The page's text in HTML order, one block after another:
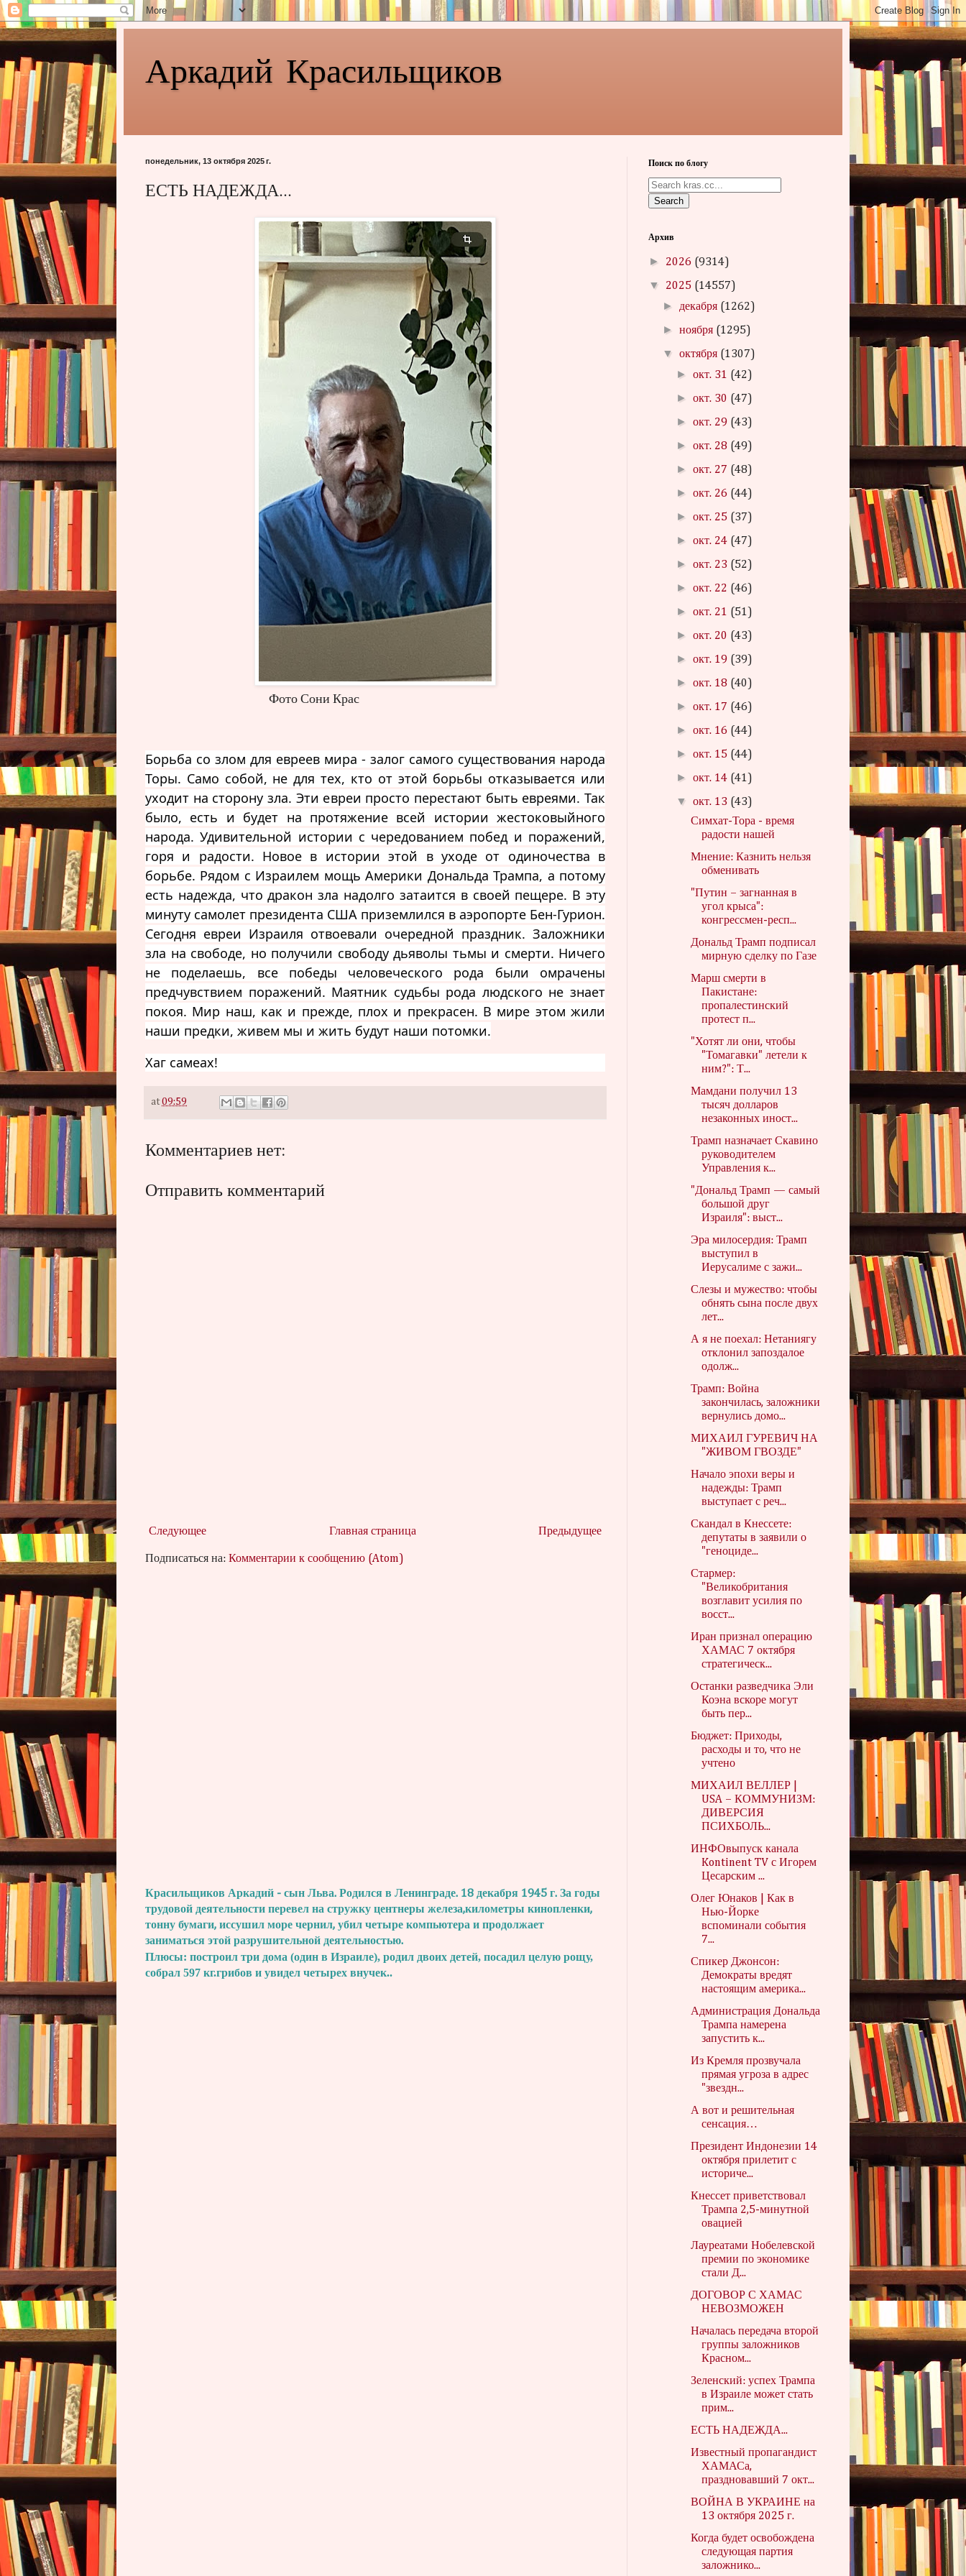
Аркадий Красильщиков
понедельник, 13 октября 2025 г.
ЕСТЬ НАДЕЖДА...
Фото Сони Крас
Борьба со злом для евреев мира - залог самого существования народа
Торы. Само собой, не для тех, кто от этой борьбы отказывается или
уходит на сторону зла. Эти евреи просто перестают быть евреями. Так
было, есть и будет на протяжение всей истории жестоковыйного
народа. Удивительной истории с чередованием побед и поражений,
горя и радости. Новое в истории этой в уходе от одиночества в
борьбе. Рядом с Израилем мощь Америки Дональда Трампа, а потому
есть надежда, что дракон зла надолго затаится в своей пещере. В эту
минуту самолет президента США приземлился в аэропорте Бен-Гурион.
Сегодня евреи Израиля отвоевали очередной праздник. Заложники
зла на свободе, но получили свободу дьяволы тьмы и смерти. Ничего
не поделаешь, все победы человеческого рода были омрачены
предчувствием поражений. Маятник судьбы рода людского не знает
покоя. Мир наш, как и прежде, плох и прекрасен. В мире этом жили
наши предки, живем мы и жить будут наши потомки.
Хаг самеах!
at09:59
Комментариев нет:
Отправить комментарий
Следующее Предыдущее
Главная страница
Подписаться на: Комментарии к сообщению (Atom)
Красильщиков Аркадий - сын Льва. Родился в Ленинграде. 18 декабря 1945 г. За годы
трудовой деятельности перевел на стружку центнеры железа,километры кинопленки,
тонну бумаги, иссушил море чернил, убил четыре компьютера и продолжает
заниматься этой разрушительной деятельностью.
Плюсы: построил три дома (один в Израиле), родил двоих детей, посадил целую рощу,
собрал 597 кг.грибов и увидел четырех внучек..
Поиск по блогу
Search
Архив
► 2026 (9314)
▼ 2025 (14557)
► декабря (1262)
►ноября (1295)
▼октября (1307)
►окт. 31 (42)
►окт. 30 (47)
►окт. 29 (43)
►окт. 28 (49)
►окт. 27 (48)
►окт. 26 (44)
►окт. 25 (37)
►окт. 24 (47)
►окт. 23 (52)
►окт. 22 (46)
►окт. 21 (51)
►окт. 20 (43)
►окт. 19 (39)
►окт. 18 (40)
►окт. 17 (46)
►окт. 16 (44)
►окт. 15 (44)
►окт. 14 (41)
▼окт. 13 (43)
Симхат-Тора - время
радости нашей
Мнение: Казнить нельзя
обменивать
"Путин – загнанная в
угол крыса":
конгрессмен-респ...
Дональд Трамп подписал
мирную сделку по Газе
Марш смерти в
Пакистане:
пропалестинский
протест п...
"Хотят ли они, чтобы
"Томагавки" летели к
ним?": Т...
Мамдани получил 13
тысяч долларов
незаконных иност...
Трамп назначает Скавино
руководителем
Управления к...
"Дональд Трамп — самый
большой друг
Израиля": выст...
Эра милосердия: Трамп
выступил в
Иерусалиме с зажи...
Слезы и мужество: чтобы
обнять сына после двух
лет...
А я не поехал: Нетаниягу
отклонил запоздалое
одолж...
Трамп: Война
закончилась, заложники
вернулись домо...
МИХАИЛ ГУРЕВИЧ НА
"ЖИВОМ ГВОЗДЕ"
Начало эпохи веры и
надежды: Трамп
выступает с реч...
Скандал в Кнессете:
депутаты в заявили о
"геноциде...
Стармер:
"Великобритания
возглавит усилия по
восст...
Иран признал операцию
ХАМАС 7 октября
стратегическ...
Останки разведчика Эли
Коэна вскоре могут
быть пер...
Бюджет: Приходы,
расходы и то, что не
учтено
МИХАИЛ ВЕЛЛЕР |
USA – КОММУНИЗМ:
ДИВЕРСИЯ
ПСИХБОЛЬ...
ИНФОвыпуск канала
Kontinent TV с Игорем
Цесарским ...
Олег Юнаков | Как в
Нью-Йорке
вспоминали события
7...
Спикер Джонсон:
Демократы вредят
настоящим америка...
Администрация Дональда
Трампа намерена
запустить к...
Из Кремля прозвучала
прямая угроза в адрес
"звездн...
А вот и решительная
сенсация…
Президент Индонезии 14
октября прилетит с
историче...
Кнессет приветствовал
Трампа 2,5-минутной
овацией
Лауреатами Нобелевской
премии по экономике
стали Д...
ДОГОВОР С ХАМАС
НЕВОЗМОЖЕН
Началась передача второй
группы заложников
Красном...
Зеленский: успех Трампа
в Израиле может стать
прим...
ЕСТЬ НАДЕЖДА...
Известный пропагандист
ХАМАСа,
праздновавший 7 окт...
ВОЙНА В УКРАИНЕ на
13 октября 2025 г.
Когда будет освобождена
следующая партия
заложнико...